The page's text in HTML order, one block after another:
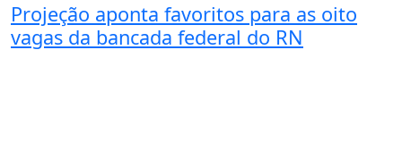
Projeção aponta favoritos para as oito
vagas da bancada federal do RN